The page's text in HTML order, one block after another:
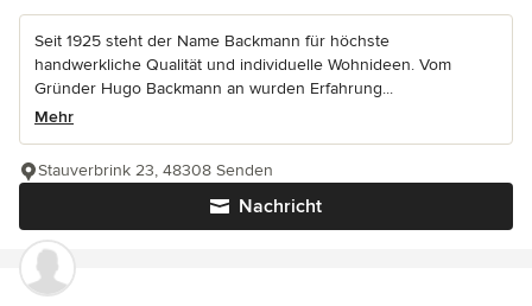
Seit 1925 steht der Name Backmann für höchste
handwerkliche Qualität und individuelle Wohnideen. Vom
Gründer Hugo Backmann an wurden Erfahrung...
Mehr
Nachricht
Stauverbrink 23, 48308 Senden